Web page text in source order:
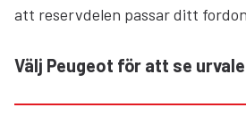
att reservdelen passar ditt
Välj Peugeot för att se